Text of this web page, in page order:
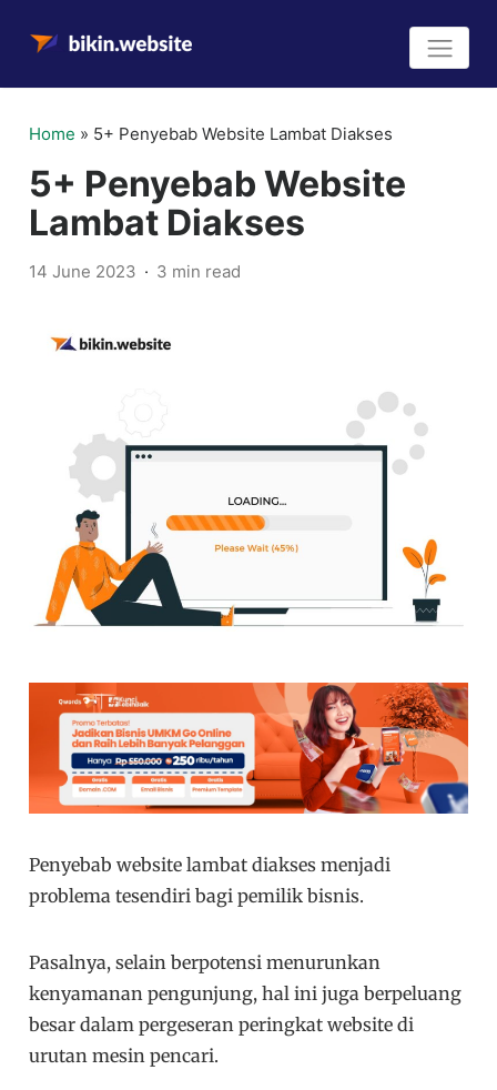
Home » 5+ Penyebab Website Lambat Diakses
5+ Penyebab Website
Lambat Diakses
14 June 2023 3 min read
Penyebab website lambat diakses menjadi
problema tesendiri bagi pemilik bisnis.
Pasalnya, selain berpotensi menurunkan
kenyamanan pengunjung, hal ini juga berpeluang
besar dalam pergeseran peringkat website di
urutan mesin pencari.